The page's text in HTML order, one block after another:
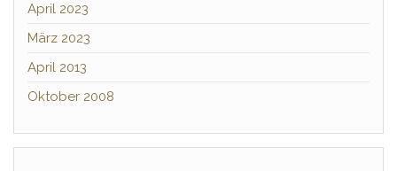
April 2023
März 2023
April 2013
Oktober 2008